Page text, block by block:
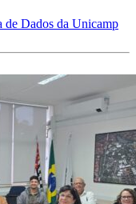
Dados da Unicamp